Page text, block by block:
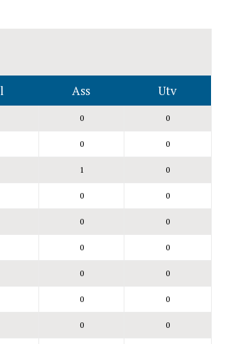
Ass Utv
0 0
0 0
1 0
0 0
0 0
0 0
0 0
0 0
0 0